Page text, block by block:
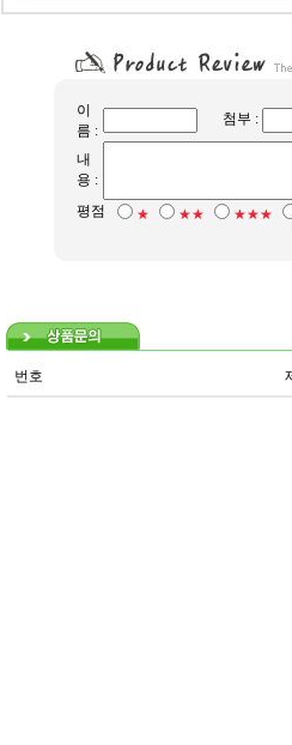
이
름 :
첨부 :
내
용 :
평점
★ ★★ ★★★
번호